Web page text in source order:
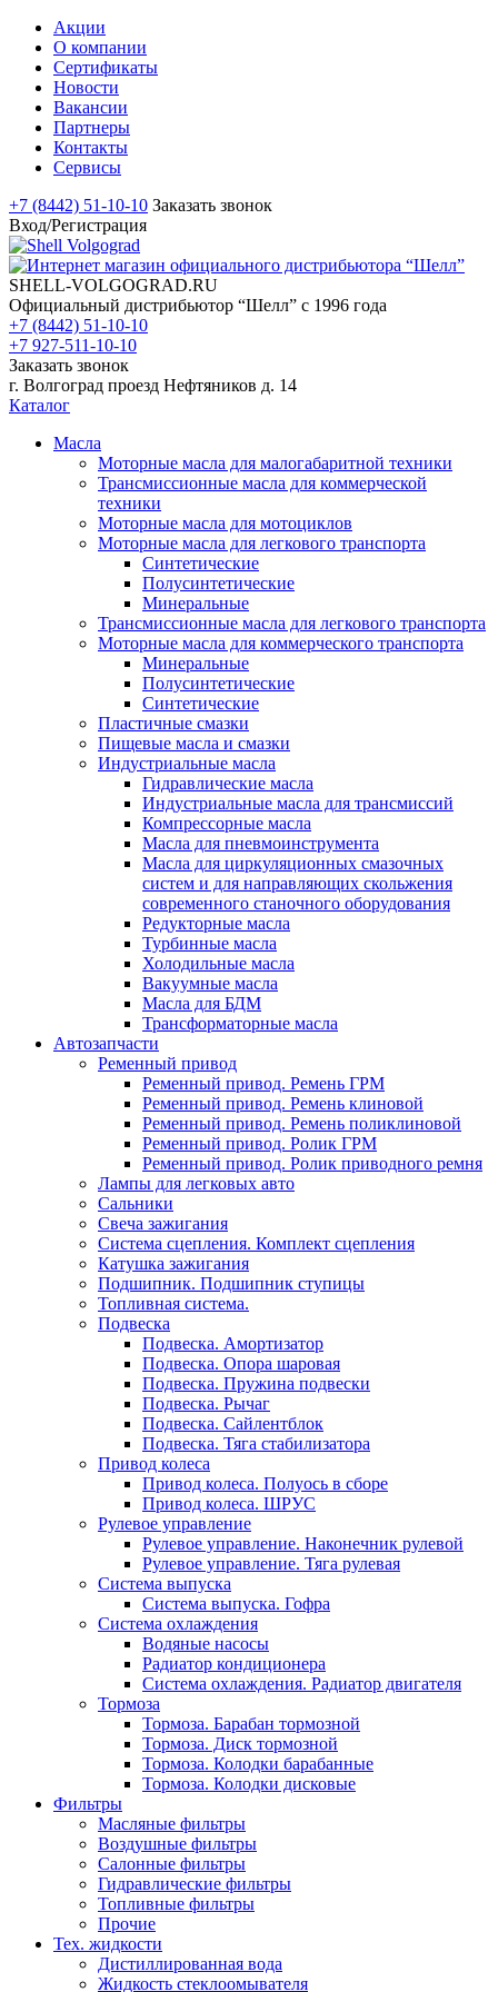
Акции
О компании
Сертификаты
Новости
Вакансии
Партнеры
Контакты
Сервисы
+7 (8442) 51-10-10 Заказать звонок
Вход/Регистрация
SHELL-VOLGOGRAD.RU
Официальный дистрибьютор “Шелл” с 1996 года
+7 (8442) 51-10-10
+7 927-511-10-10
Заказать звонок
г. Волгоград проезд Нефтяников д. 14
Каталог
Масла
Моторные масла для малогабаритной техники
Трансмиссионные масла для коммерческой
техники
Моторные масла для мотоциклов
Моторные масла для легкового транспорта
Синтетические
Полусинтетические
Минеральные
Трансмиссионные масла для легкового транспорта
Моторные масла для коммерческого транспорта
Минеральные
Полусинтетические
Синтетические
Пластичные смазки
Пищевые масла и смазки
Индустриальные масла
Гидравлические масла
Индустриальные масла для трансмиссий
Компрессорные масла
Масла для пневмоинструмента
Масла для циркуляционных смазочных
систем и для направляющих скольжения
современного станочного оборудования
Редукторные масла
Турбинные масла
Холодильные масла
Вакуумные масла
Масла для БДМ
Трансформаторные масла
Автозапчасти
Ременный привод
Ременный привод. Ремень ГРМ
Ременный привод. Ремень клиновой
Ременный привод. Ремень поликлиновой
Ременный привод. Ролик ГРМ
Ременный привод. Ролик приводного ремня
Лампы для легковых авто
Сальники
Свеча зажигания
Система сцепления. Комплект сцепления
Катушка зажигания
Подшипник. Подшипник ступицы
Топливная система.
Подвеска
Подвеска. Амортизатор
Подвеска. Опора шаровая
Подвеска. Пружина подвески
Подвеска. Рычаг
Подвеска. Сайлентблок
Подвеска. Тяга стабилизатора
Привод колеса
Привод колеса. Полуось в сборе
Привод колеса. ШРУС
Рулевое управление
Рулевое управление. Наконечник рулевой
Рулевое управление. Тяга рулевая
Система выпуска
Система выпуска. Гофра
Система охлаждения
Водяные насосы
Радиатор кондиционера
Система охлаждения. Радиатор двигателя
Тормоза
Тормоза. Барабан тормозной
Тормоза. Диск тормозной
Тормоза. Колодки барабанные
Тормоза. Колодки дисковые
Фильтры
Масляные фильтры
Воздушные фильтры
Салонные фильтры
Гидравлические фильтры
Топливные фильтры
Прочие
Тех. жидкости
Дистиллированная вода
Жидкость стеклоомывателя